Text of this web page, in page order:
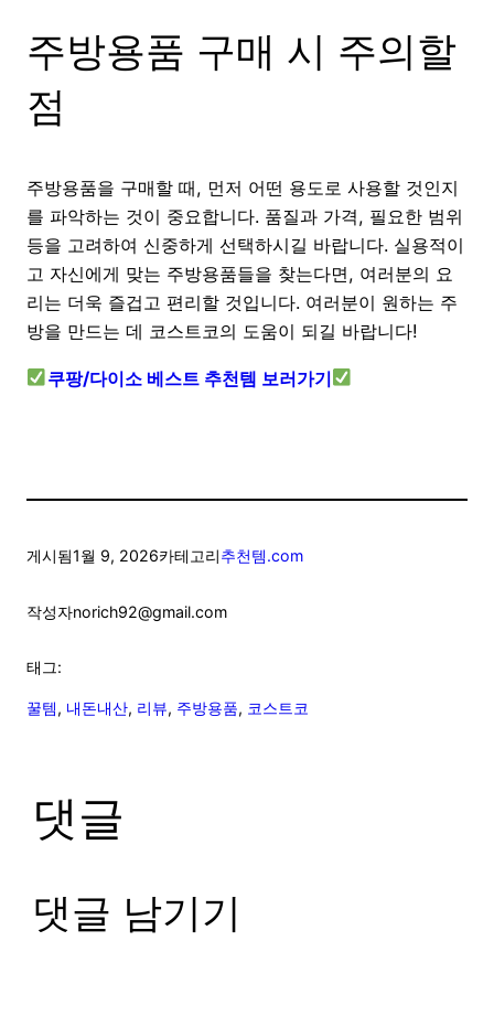
주방용품 구매 시 주의할
점
주방용품을 구매할 때, 먼저 어떤 용도로 사용할 것인지
를 파악하는 것이 중요합니다. 품질과 가격, 필요한 범위
등을 고려하여 신중하게 선택하시길 바랍니다. 실용적이
고 자신에게 맞는 주방용품들을 찾는다면, 여러분의 요
리는 더욱 즐겁고 편리할 것입니다. 여러분이 원하는 주
방을 만드는 데 코스트코의 도움이 되길 바랍니다!
쿠팡/다이소 베스트 추천템 보러가기
게시됨1월 9, 2026카테고리추천템.com
작성자norich92@gmail.com
태그:
꿀템, 내돈내산, 리뷰, 주방용품, 코스트코
댓글
댓글 남기기